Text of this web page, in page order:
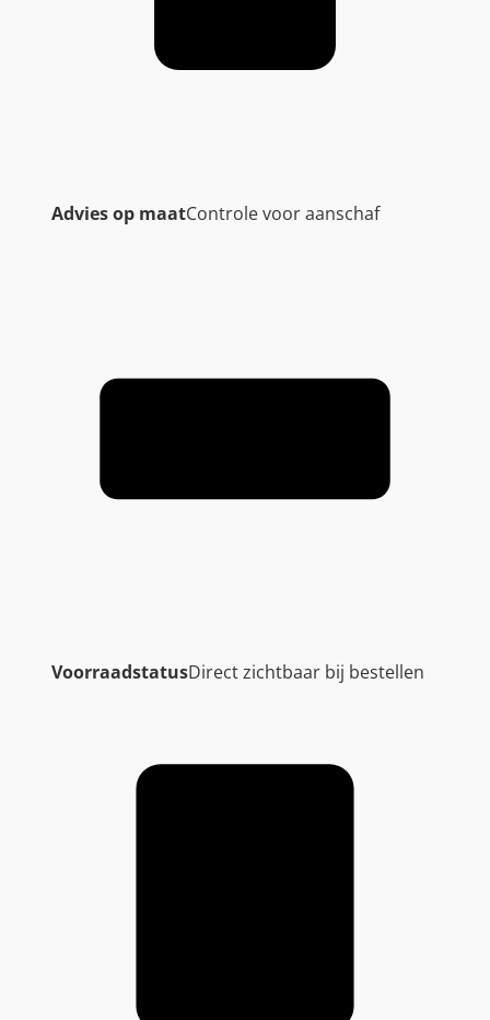
Advies op maatControle voor aanschaf
VoorraadstatusDirect zichtbaar bij bestellen